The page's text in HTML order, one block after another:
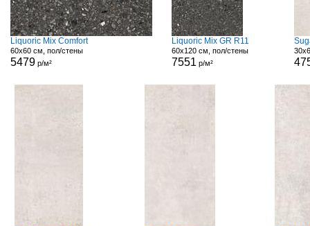
Liquoric Mix Comfort
60x60 см, пол/стены
5479 р/м²
Liquoric Mix GR R11
60x120 см, пол/стены
7551 р/м²